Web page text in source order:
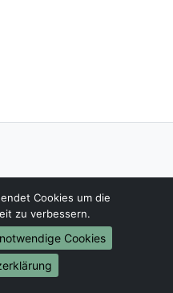
- 16:00 Uhr
Cookies um die
zu verbessern.
Cookies